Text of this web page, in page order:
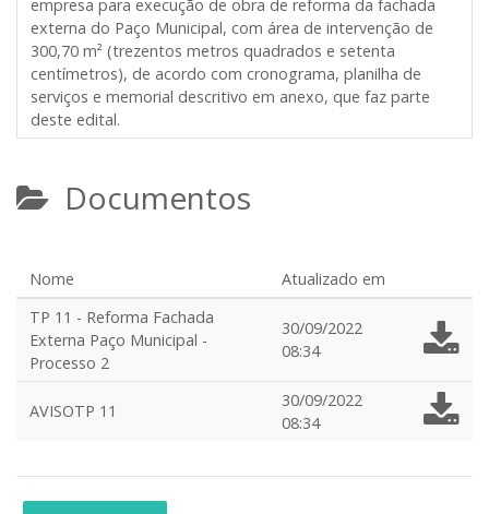
empresa para execução de obra de reforma da fachada
externa do Paço Municipal, com área de intervenção de
300,70 m² (trezentos metros quadrados e setenta
centímetros), de acordo com cronograma, planilha de
serviços e memorial descritivo em anexo, que faz parte
deste edital.
Documentos
Nome
Atualizado em
TP 11 - Reforma Fachada
Externa Paço Municipal -
Processo 2
30/09/2022
08:34
AVISOTP 11
30/09/2022
08:34